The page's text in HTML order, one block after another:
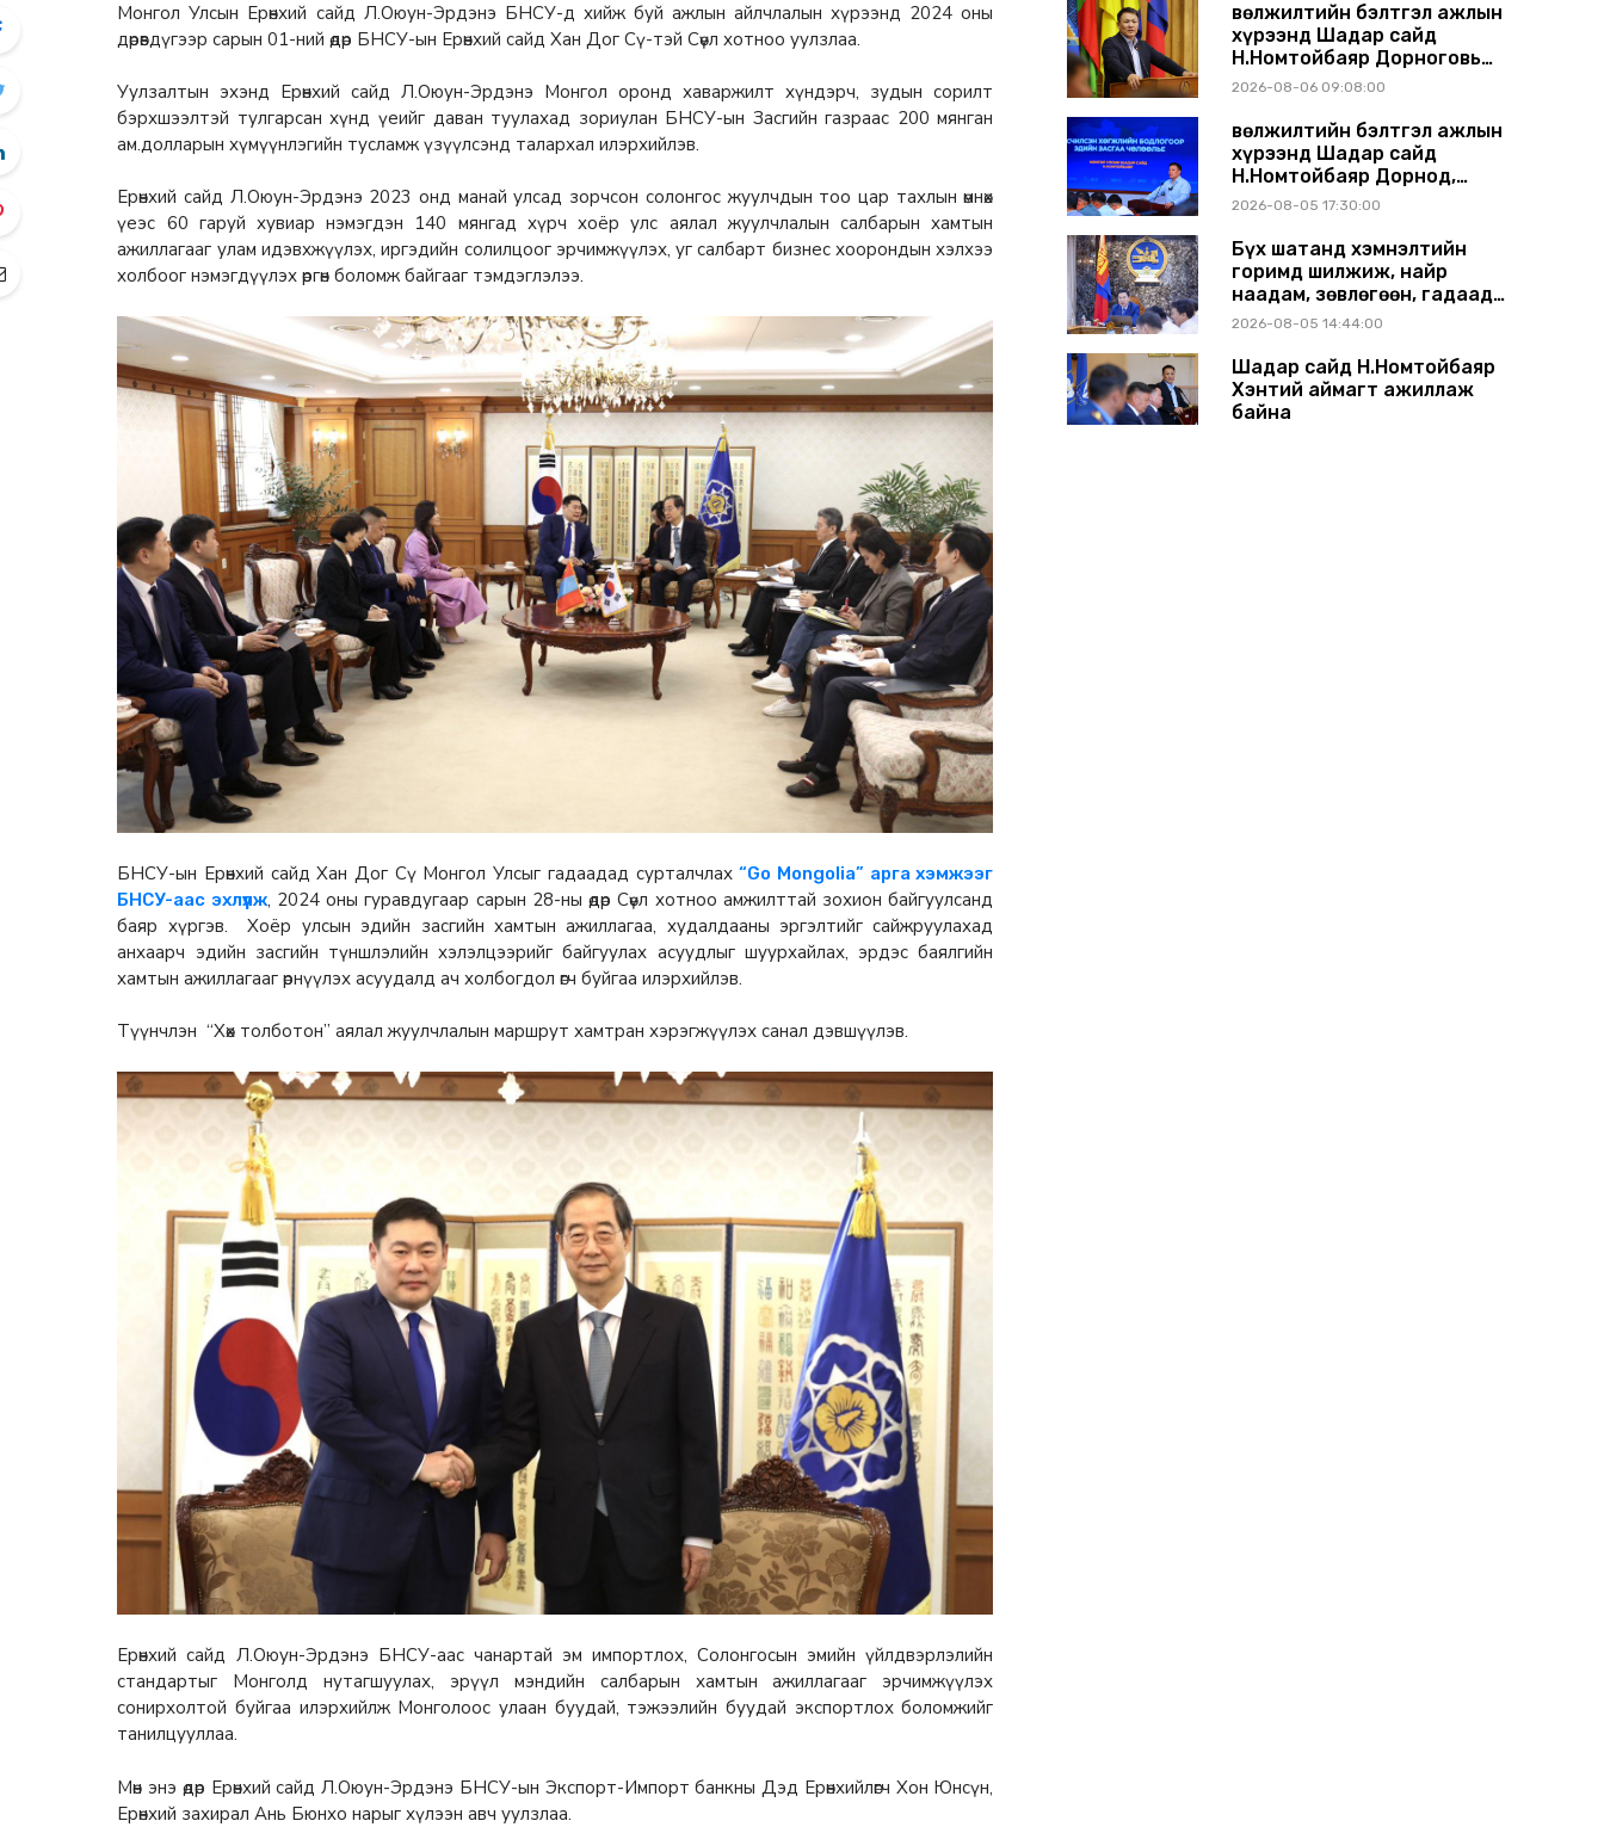
Монгол Улсын Ерөнхий сайд Л.Оюун-Эрдэнэ БНСУ-д хийж буй ажлын айлчлалын хүрээнд 2024 оны
дөрөвдүгээр сарын 01-ний өдөр БНСУ-ын Ерөнхий сайд Хан Дог Сү-тэй Сөүл хотноо уулзлаа.
Уулзалтын эхэнд Ерөнхий сайд Л.Оюун-Эрдэнэ Монгол оронд хаваржилт хүндэрч, зудын сорилт
бэрхшээлтэй тулгарсан хүнд үеийг даван туулахад зориулан БНСУ-ын Засгийн газраас 200 мянган
ам.долларын хүмүүнлэгийн тусламж үзүүлсэнд талархал илэрхийлэв.
Ерөнхий сайд Л.Оюун-Эрдэнэ 2023 онд манай улсад зорчсон солонгос жуулчдын тоо цар тахлын өмнөх
үеэс 60 гаруй хувиар нэмэгдэн 140 мянгад хүрч хоёр улс аялал жуулчлалын салбарын хамтын
ажиллагааг улам идэвхжүүлэх, иргэдийн солилцоог эрчимжүүлэх, уг салбарт бизнес хоорондын хэлхээ
холбоог нэмэгдүүлэх өргөн боломж байгааг тэмдэглэлээ.
БНСУ-ын Ерөнхий сайд Хан Дог Сү Монгол Улсыг гадаадад сурталчлах“Go Mongolia” арга хэмжээг
БНСУ-аас эхлүүлж, 2024 оны гуравдугаар сарын 28-ны өдөр Сөүл хотноо амжилттай зохион байгуулсанд
баяр хүргэв. Хоёр улсын эдийн засгийн хамтын ажиллагаа, худалдааны эргэлтийг сайжруулахад
анхаарч эдийн засгийн түншлэлийн хэлэлцээрийг байгуулах асуудлыг шуурхайлах, эрдэс баялгийн
хамтын ажиллагааг өрнүүлэх асуудалд ач холбогдол өгч буйгаа илэрхийлэв.
Түүнчлэн “Хөх толботон” аялал жуулчлалын маршрут хамтран хэрэгжүүлэх санал дэвшүүлэв.
Ерөнхий сайд Л.Оюун-Эрдэнэ БНСУ-аас чанартай эм импортлох, Солонгосын эмийн үйлдвэрлэлийн
стандартыг Монголд нутагшуулах, эрүүл мэндийн салбарын хамтын ажиллагааг эрчимжүүлэх
сонирхолтой буйгаа илэрхийлж Монголоос улаан буудай, тэжээлийн буудай экспортлох боломжийг
танилцууллаа.
Мөн энэ өдөр Ерөнхий сайд Л.Оюун-Эрдэнэ БНСУ-ын Экспорт-Импорт банкны Дэд Ерөнхийлөгч Хон Юнсүн,
Ерөнхий захирал Ань Бюнхо нарыг хүлээн авч уулзлаа.
Өвөлжилтийн бэлтгэл ажлын
хүрээнд Шадар сайд
Н.Номтойбаяр Дорноговь
аймагт ажиллав
2026-08-06 09:08:00
Өвөлжилтийн бэлтгэл ажлын
хүрээнд Шадар сайд
Н.Номтойбаяр Дорнод,
Сүхбаатар аймагт ажиллав
2026-08-05 17:30:00
Бүх шатанд хэмнэлтийн
горимд шилжиж, найр
наадам, зөвлөгөөн, гадаад
томилолтыг хориглолоо
2026-08-05 14:44:00
Шадар сайд Н.Номтойбаяр
Хэнтий аймагт ажиллаж
байна